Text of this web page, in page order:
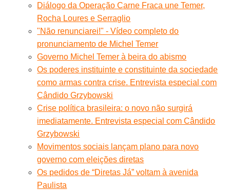
Diálogo da Operação Carne Fraca une Temer,
Rocha Loures e Serraglio
"Não renunciarei!" - Vídeo completo do
pronunciamento de Michel Temer
Governo Michel Temer à beira do abismo
Os poderes instituinte e constituinte da sociedade
como armas contra crise. Entrevista especial com
Cândido Grzybowski
Crise política brasileira: o novo não surgirá
imediatamente. Entrevista especial com Cândido
Grzybowski
Movimentos sociais lançam plano para novo
governo com eleições diretas
Os pedidos de “Diretas Já” voltam à avenida
Paulista